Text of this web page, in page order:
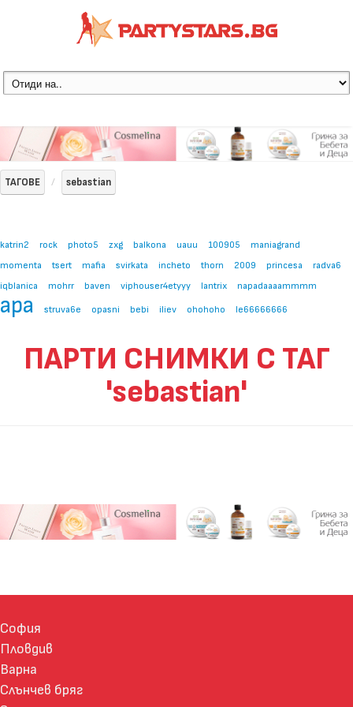
ТАГОВЕ sebastian
katrin2 rock photo5 zxg balkona uauu 100905
maniagrand
momenta
tsert mafia svirkata incheto thorn 2009 princesa
radva6
iqblanica
mohrr baven viphouser4etyyy lantrix napadaaaammmm
ара struva6e opasni bebi iliev ohohoho le66666666
ПАРТИ СНИМКИ С ТАГ
'sebastian'
София
Пловдив
Варна
Слънчев бряг